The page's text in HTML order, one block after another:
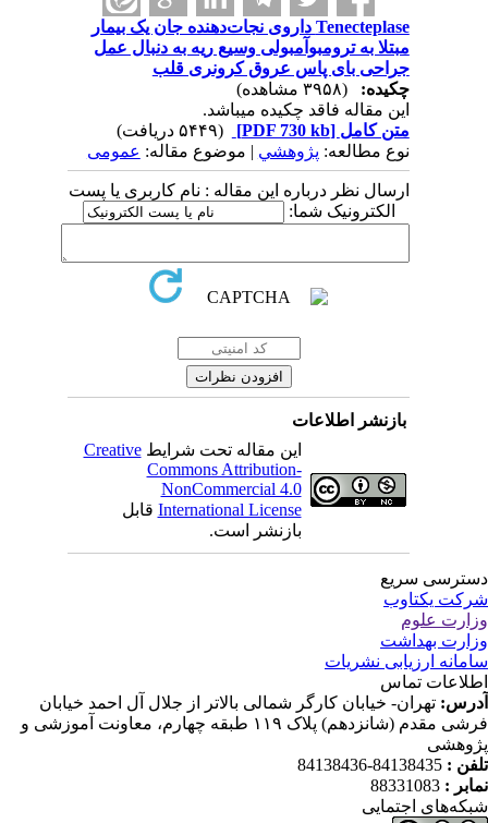
Tenecteplase داروی نجات‌دهنده جان یک بیمار
مبتلا به ترومبوآمبولی وسیع ریه به دنبال عمل
جراحی بای پاس عروق کرونری قلب
چکیده:
این مقاله فاقد چکیده می​باشد.
متن کامل[PDF 730 kb]
نوع مطالعه:پژوهشي| موضوع مقاله:عمومى
ارسال نظر درباره این مقاله : نام کاربری یا پست
الکترونیک شما:
بازنشر اطلاعات
این مقاله تحت شرایطCreative
Commons Attribution-
NonCommercial 4.0
International Licenseقابل
بازنشر است.
سریع
یکتاوب
علوم
بهداشت
ارزیابی نشریات
تماس
تهران- خیابان کارگر شمالی بالاتر از جلال آل احمد خیابان
فرشی مقدم (شانزدهم) پلاک ۱۱۹ طبقه چهارم، معاونت آموزشی و
:
84138435-84138436
:
88331083
اجتمایی